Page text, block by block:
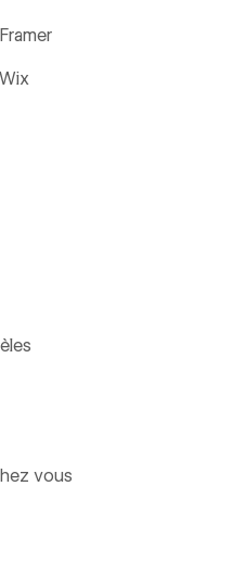
Framer
Wix
vous